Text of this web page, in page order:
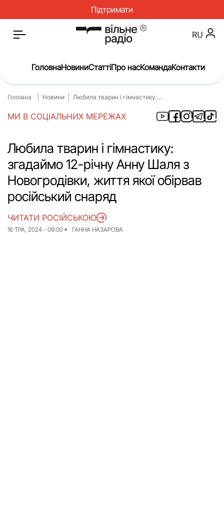
Підтримати
Головна
Окупація
Про нас
Війна
Гроші
Освіта
Інструкції
Медицина
ЖКГ
RU
ГоловнаНовиниСтаттіПро насКомандаКонтакти
Головна Новини Любила тварин і гімнастику:...
МИ В СОЦІАЛЬНИХ МЕРЕЖАХ
Любила тварин і гімнастику:
згадаймо 12-річну Анну Шаля з
Новогродівки, життя якої обірвав
російський снаряд
16 ТРА, 2024 - 09:00 ГАННА НАЗАРОВА
ЧИТАТИ РОСІЙСЬКОЮ